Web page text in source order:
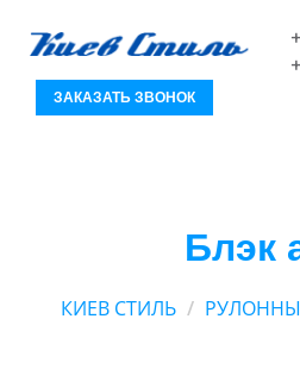
ЗАКАЗАТЬ ЗВОНОК
Блэк
КИЕВ СТИЛЬ